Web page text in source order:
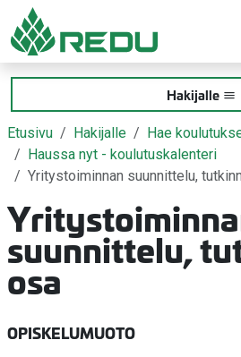
Siirry sivusisältöön
Hakijalle
Etusivu Hakijalle
Hae
Haussa nyt - koulutuskalenteri
Yritystoiminnan suunnittelu,
suunnittelu,
osa
OPISKELUMUOTO